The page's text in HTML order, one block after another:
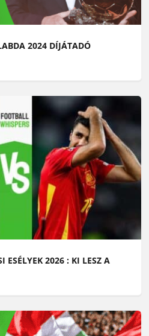
2024 DÍJÁTADÓ
ESÉLYEK 2026 : KI LESZ A